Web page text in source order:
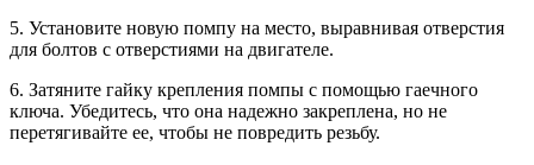
5. Установите новую помпу на место, выравнивая отверстия
для болтов с отверстиями на двигателе.
6. Затяните гайку крепления помпы с помощью гаечного
ключа. Убедитесь, что она надежно закреплена, но не
перетягивайте ее, чтобы не повредить резьбу.